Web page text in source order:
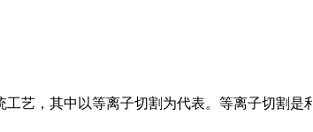
艺，其中以等离子切割为代表。等离子切割是